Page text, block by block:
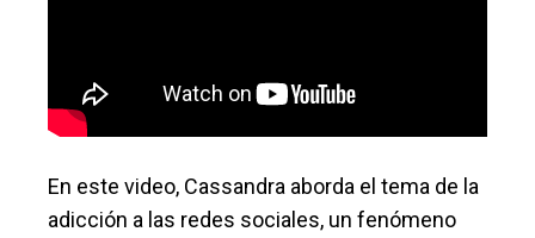
En este video, Cassandra aborda el tema de la
adicción a las redes sociales, un fenómeno